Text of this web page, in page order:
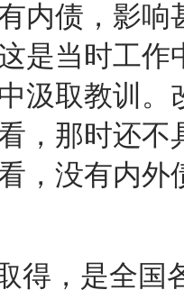
内债，影
是当时工
汲取教训
，那时还
，没有内
得，是全国